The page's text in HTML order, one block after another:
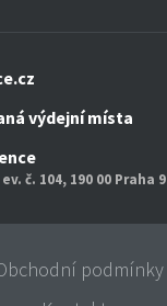
výdejní místa
č. 104, 190 00 Praha 9
podmínky